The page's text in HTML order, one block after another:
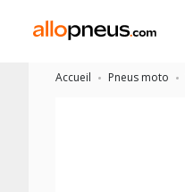
Accueil Pneus moto